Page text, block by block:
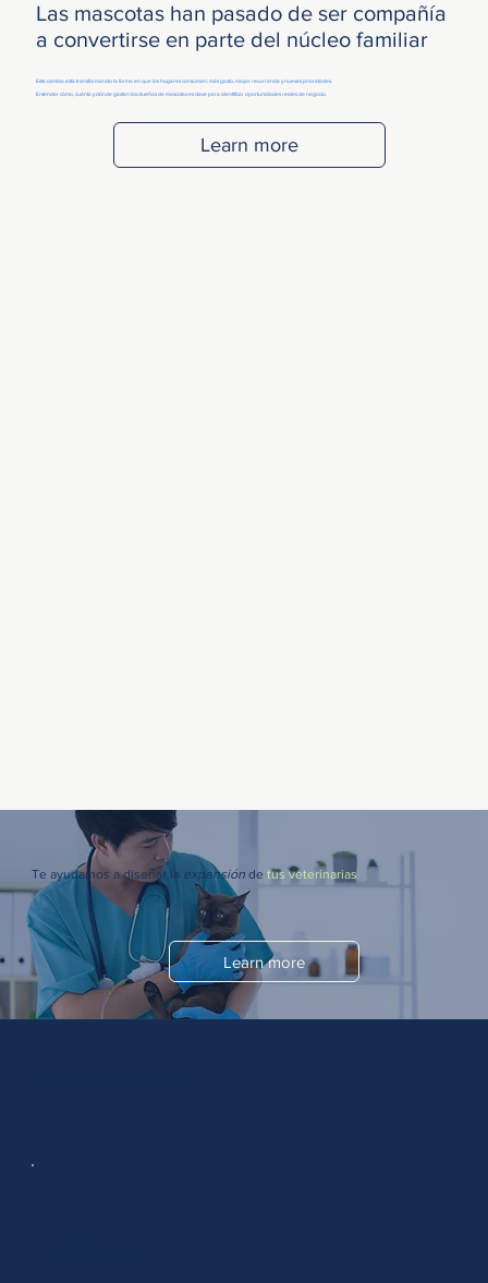
Las mascotas han pasado de ser compañía
a convertirse en parte del núcleo familiar
Este cambio está transformando la forma en que los hogares consumen: más gasto, mayor recurrencia y nuevas prioridades.
Entender cómo, cuánto y dónde gastan los dueños de mascotas es clave para identificar oportunidades reales de negocio.
Learn more
Te ayudamos a diseñar la expansiónde tus veterinarias
Learn more